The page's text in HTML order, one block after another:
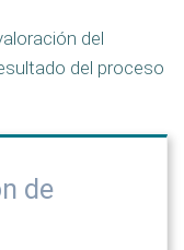
del
del proceso
de